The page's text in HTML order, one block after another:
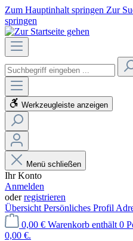
Zum Hauptinhalt springen Zur
springen
Werkzeugleiste anzeigen
Menü schließen
Ihr Konto
Anmelden
oderregistrieren
Übersicht Persönliches Profil
0,00 € Warenkorb enthält 0
0,00 €.